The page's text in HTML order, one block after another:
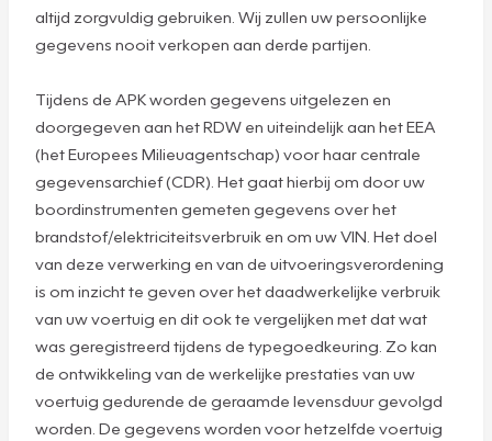
altijd zorgvuldig gebruiken. Wij zullen uw persoonlijke
gegevens nooit verkopen aan derde partijen.
Tijdens de APK worden gegevens uitgelezen en
doorgegeven aan het RDW en uiteindelijk aan het EEA
(het Europees Milieuagentschap) voor haar centrale
gegevensarchief (CDR). Het gaat hierbij om door uw
boordinstrumenten gemeten gegevens over het
brandstof/elektriciteitsverbruik en om uw VIN. Het doel
van deze verwerking en van de uitvoeringsverordening
is om inzicht te geven over het daadwerkelijke verbruik
van uw voertuig en dit ook te vergelijken met dat wat
was geregistreerd tijdens de typegoedkeuring. Zo kan
de ontwikkeling van de werkelijke prestaties van uw
voertuig gedurende de geraamde levensduur gevolgd
worden. De gegevens worden voor hetzelfde voertuig